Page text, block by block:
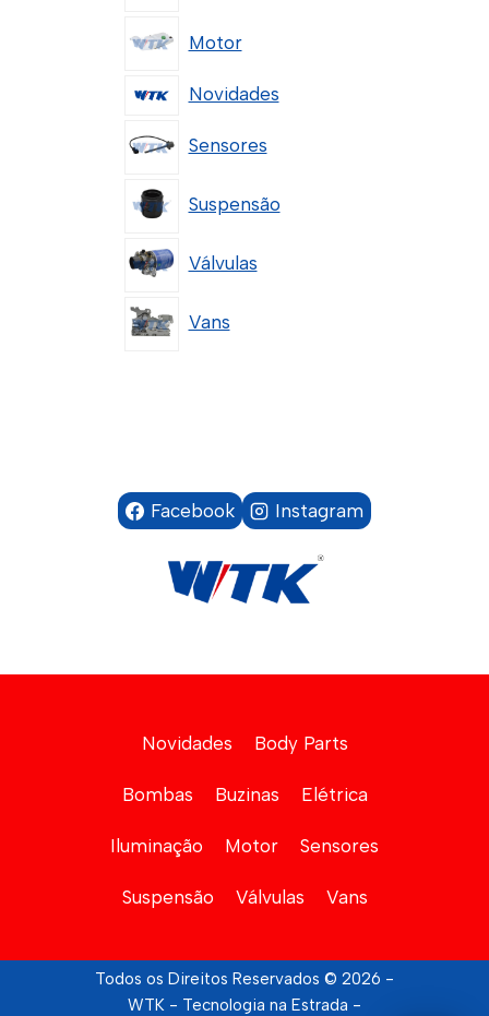
Motor
Novidades
Sensores
Suspensão
Válvulas
Vans
Facebook Instagram
Novidades Body Parts
Bombas Buzinas Elétrica
Iluminação Motor Sensores
Suspensão Válvulas Vans
Todos os Direitos Reservados © 2026 -
WTK - Tecnologia na Estrada -